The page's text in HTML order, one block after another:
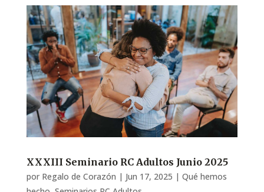
XXXIII Seminario RC Adultos Junio 2025
por Regalo de Corazón | Jun 17, 2025 | Qué hemos